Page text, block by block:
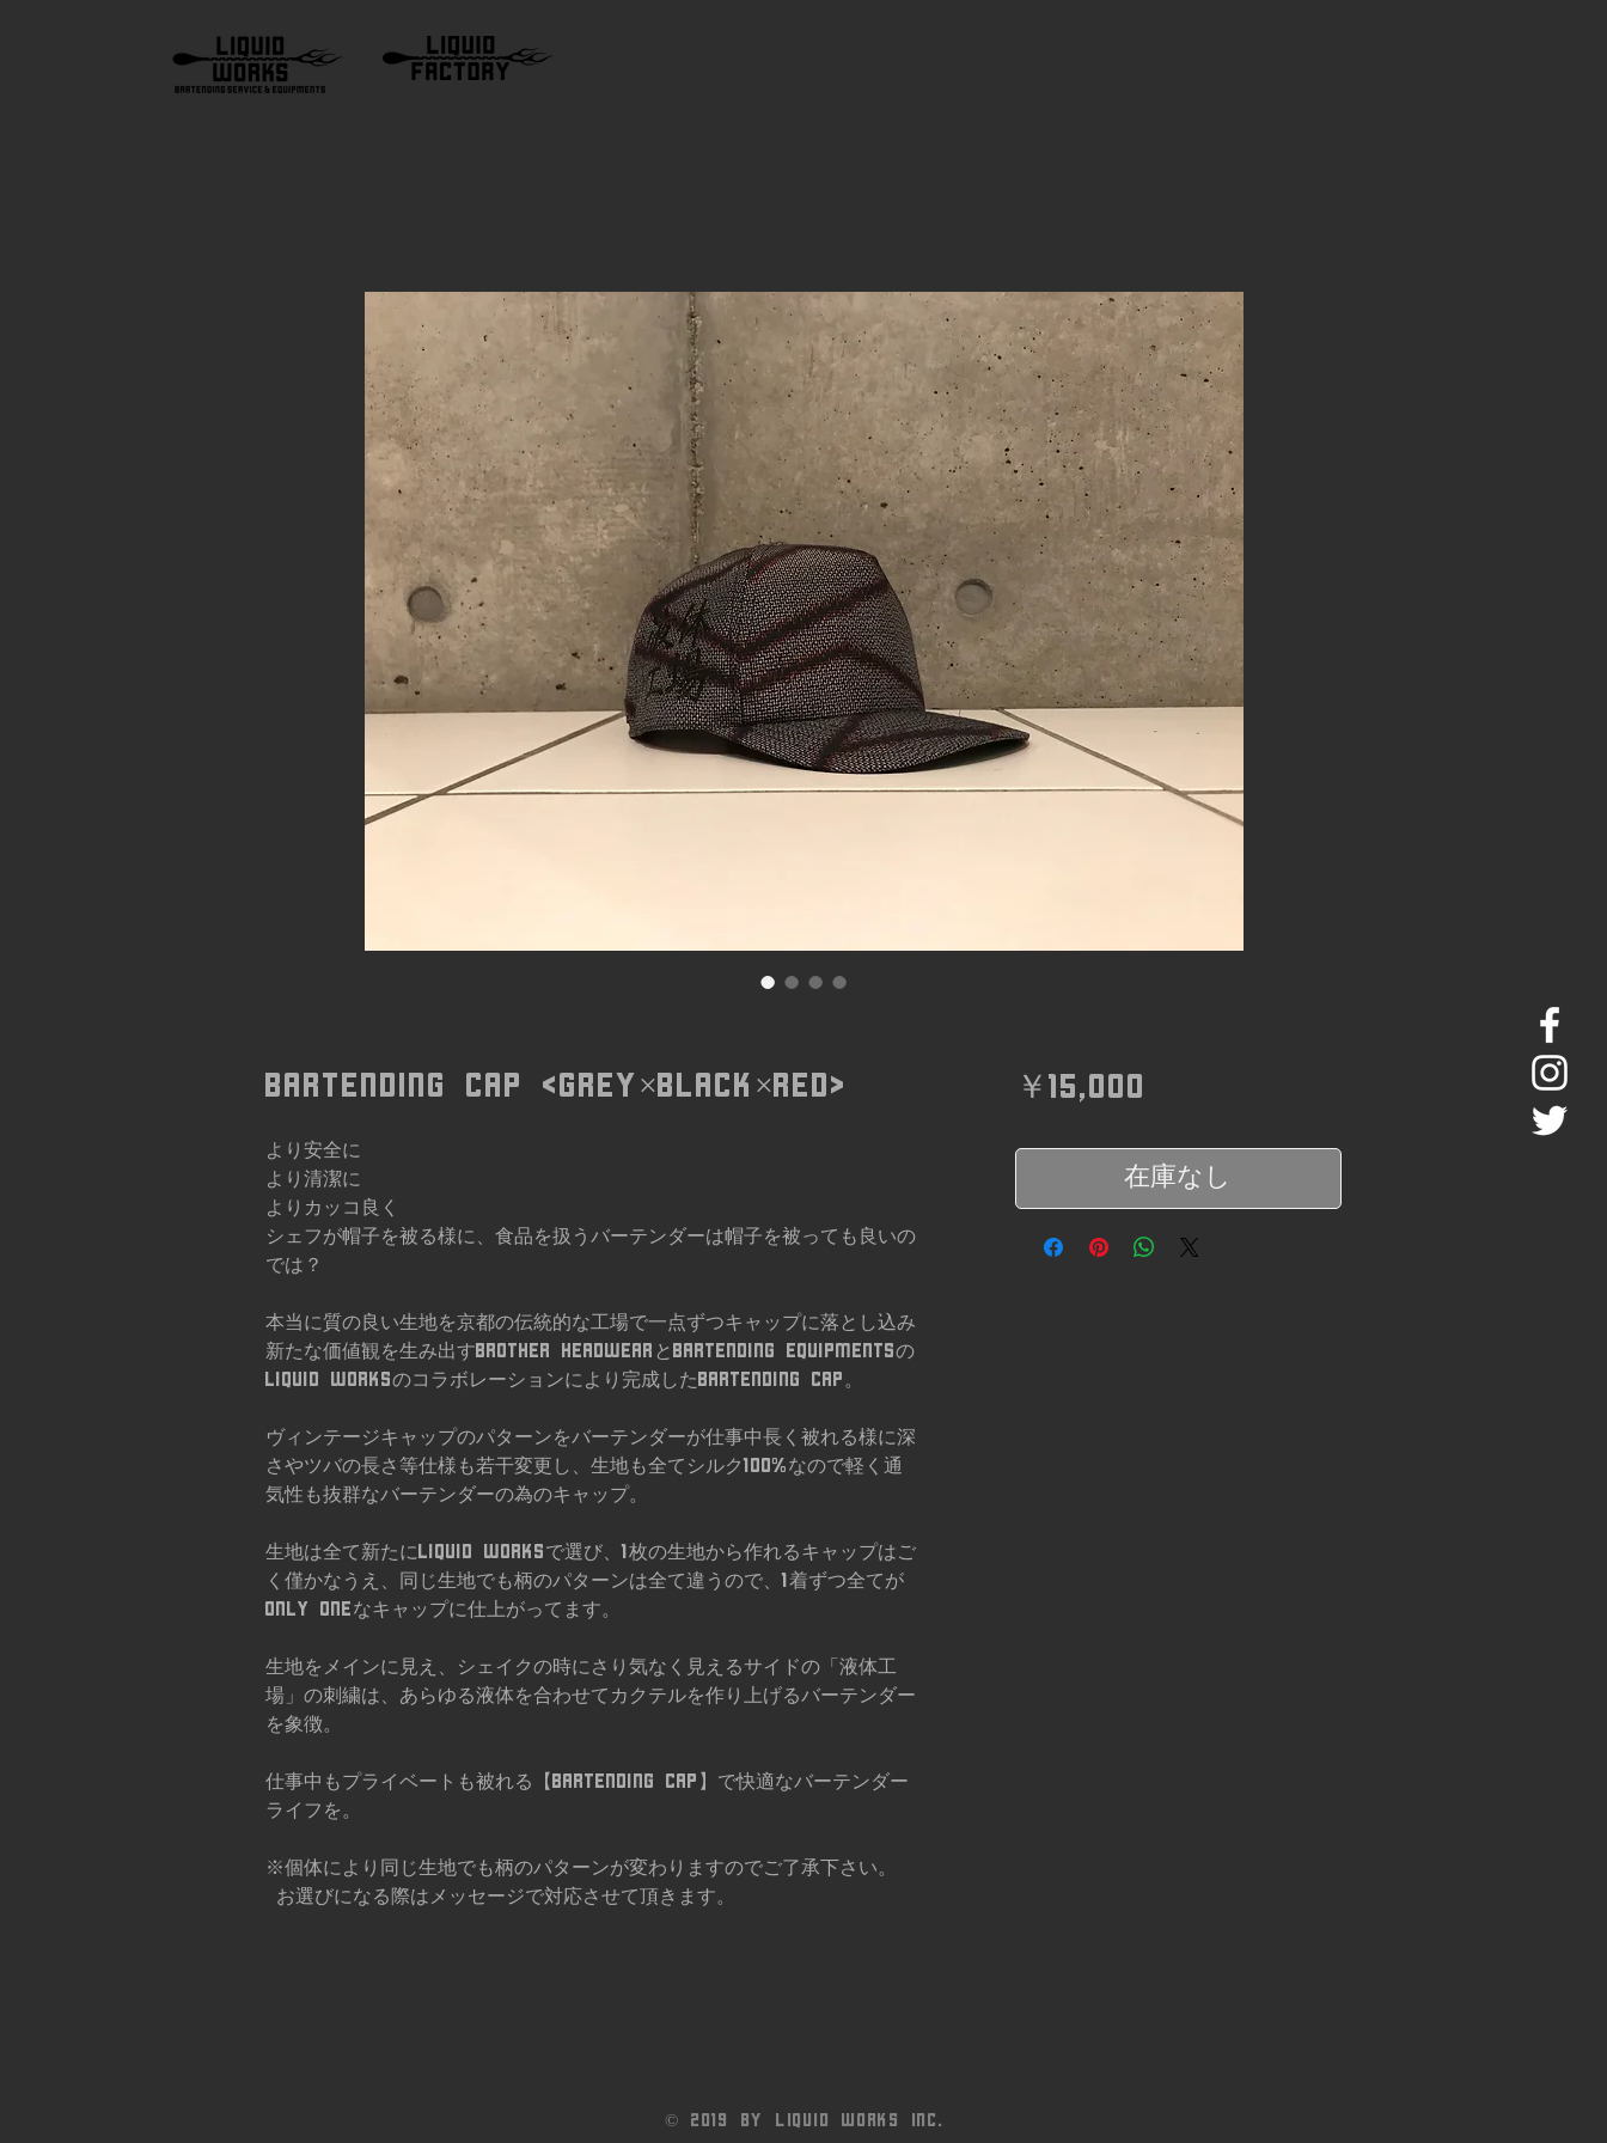
Bartending cap <Grey×Black×Red>
より安全に
より清潔に
よりカッコ良く
シェフが帽子を被る様に、食品を扱うバーテンダーは帽子を被っても良いの
では？
本当に質の良い生地を京都の伝統的な工場で一点ずつキャップに落とし込み
新たな価値観を生み出すBROTHER HEADWEARとBartending equipmentsの
LIQUID WORKSのコラボレーションにより完成したBartending cap。
ヴィンテージキャップのパターンをバーテンダーが仕事中長く被れる様に深
さやツバの長さ等仕様も若干変更し、生地も全てシルク100%なので軽く通
気性も抜群なバーテンダーの為のキャップ。
生地は全て新たにLIQUID WORKSで選び、1枚の生地から作れるキャップはご
く僅かなうえ、同じ生地でも柄のパターンは全て違うので、1着ずつ全てが
Only oneなキャップに仕上がってます。
生地をメインに見え、シェイクの時にさり気なく見えるサイドの「液体工
場」の刺繍は、あらゆる液体を合わせてカクテルを作り上げるバーテンダー
を象徴。
仕事中もプライベートも被れる【Bartending cap】で快適なバーテンダー
ライフを。
※個体により同じ生地でも柄のパターンが変わりますのでご了承下さい。
お選びになる際はメッセージで対応させて頂きます。
￥15,000
在庫なし
© 2019 by LIQUID WORKS Inc.